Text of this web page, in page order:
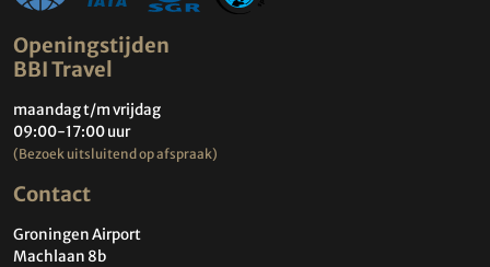
Openingstijden
BBI Travel
maandag t/m vrijdag
09:00-17:00 uur
(Bezoek uitsluitend op afspraak)
Contact
Groningen Airport
Machlaan 8b